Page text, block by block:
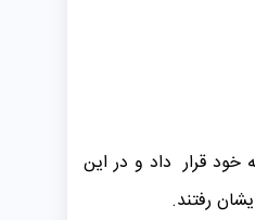
خود قرار داد و در این